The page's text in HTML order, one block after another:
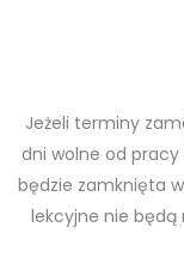
Jeżeli terminy
dni wolne od pracy
będzie zamknięta
lekcyjne nie będą